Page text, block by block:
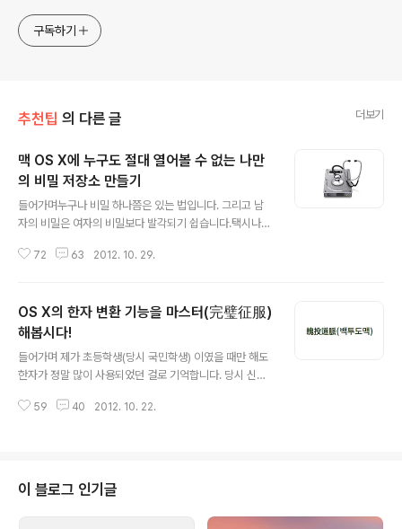
구독하기
추천팁 의 다른 글 더보기
맥 OS X에 누구도 절대 열어볼 수 없는 나만
의 비밀 저장소 만들기
들어가며누구나 비밀 하나쯤은 있는 법입니다. 그리고 남
자의 비밀은 여자의 비밀보다 발각되기 쉽습니다.택시나
로직보드가 갑자기 고장나 서비스 센터에 맡겨야 하는 경
수 있을까요?!1) 그 비밀이 들어있는 폴더를 파인더에 표시
되지 않도록 숨김 처리하셨다구요? 혹은 2) 사용자 계정에
비밀 번호를 걸어놨으니 걱정 없으시다구요?이런 대비책
은 맥의 파일 구조와 ACL 리셋을 아는 사람 앞에서는 완전
트2(FileVault 2)로 꽁꽁 싸매놓자니 시스템의 전반적인
72 63 2012. 10. 29.
OS X의 한자 변환 기능을 마스터(完璧征服)
해봅시다!
들어가며 제가 초등학생(당시 국민학생) 이였을 때만 해도
한자가 정말 많이 사용되었던 걸로 기억합니다. 당시 신문
면 한자 밖에 남지 않을 정도였으니까요. 그래서인지 신문
포기;;)그러다 시간이 지나면서 국내에서 점점 한자 사용율
이 줄어들더니 요즘은 관공서에서 공문서 땔 때 아니면 특
별히 한자를 볼 일도, 또 딱히 써먹을 때도 그렇게 많지 않
59 40 2012. 10. 22.
이 블로그 인기글